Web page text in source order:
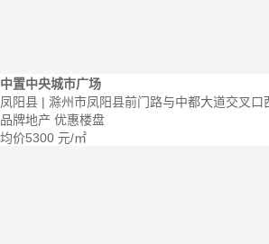
中置中央城市广场
凤阳县 | 滁州市凤阳县前门路与中都大道交叉口
品牌地产 优惠楼盘
均价5300 元/㎡